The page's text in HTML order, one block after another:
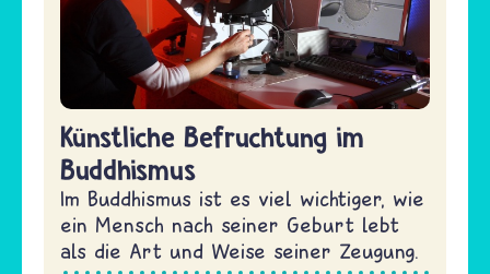
Künstliche Befruchtung im
Buddhismus
Im Buddhismus ist es viel wichtiger, wie
ein Mensch nach seiner Geburt lebt
als die Art und Weise seiner Zeugung.